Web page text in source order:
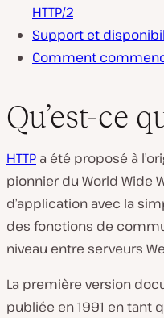
HTTP/2
Support et
Comment
Qu’est-ce
HTTP a été proposé à
pionnier du World Wide
d’application avec la
des fonctions de
niveau entre serveurs
La première version
publiée en 1991 en tant